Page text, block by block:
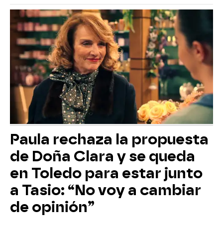
Paula rechaza la propuesta
de Doña Clara y se queda
en Toledo para estar junto
a Tasio: “No voy a cambiar
de opinión”